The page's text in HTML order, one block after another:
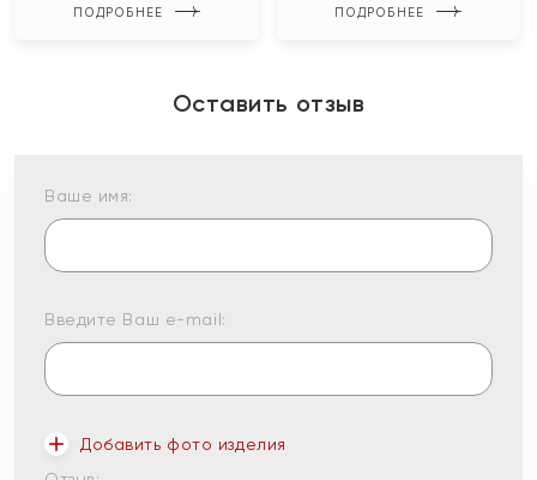
ПОДРОБНЕЕ ПОДРОБНЕЕ
Оставить отзыв
Ваше имя:
Введите Ваш e-mail:
Добавить фото изделия